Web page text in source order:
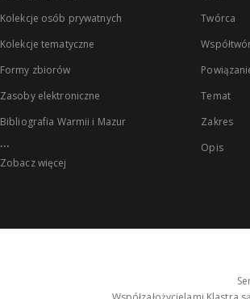
Kolekcje osób prywatnych
Kolekcje tematyczne
Formy zbiorów
Zasoby elektroniczne
Bibliografia Warmii i Mazur
...
Zobacz więcej
Twórca
Temat
Zakres
Opis